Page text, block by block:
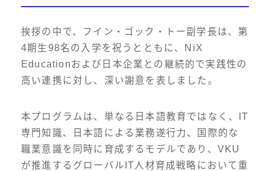
挨拶の中で、フイン・ゴック・トー副学長は、第
4期生98名の入学を祝うとともに、NiX
Educationおよび日本企業との継続的で実践性の
高い連携に対し、深い謝意を表しました。
本プログラムは、単なる日本語教育ではなく、IT
専門知識、日本語による業務遂行力、国際的な
職業意識を同時に育成するモデルであり、VKU
が推進するグローバルIT人材育成戦略において重